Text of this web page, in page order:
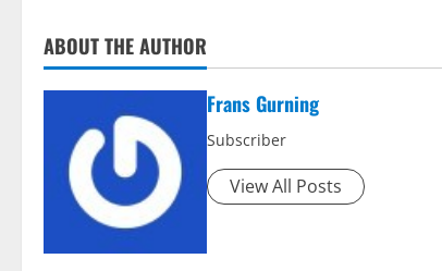
ABOUT THE AUTHOR
Frans Gurning
Subscriber
View All Posts